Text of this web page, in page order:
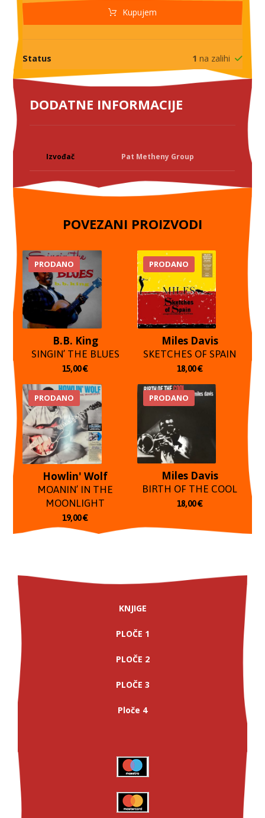
Kupujem
Status 1 na zalihi
DODATNE INFORMACIJE
Izvođač Pat Metheny Group
POVEZANI PROIZVODI
PRODANO
B.B. King
SINGIN’ THE BLUES
15,00€
PRODANO
Miles Davis
SKETCHES OF SPAIN
18,00€
PRODANO
Howlin' Wolf
MOANIN’ IN THE
MOONLIGHT
19,00€
PRODANO
Miles Davis
BIRTH OF THE COOL
18,00€
KNJIGE
PLOČE 1
PLOČE 2
PLOČE 3
Ploče 4